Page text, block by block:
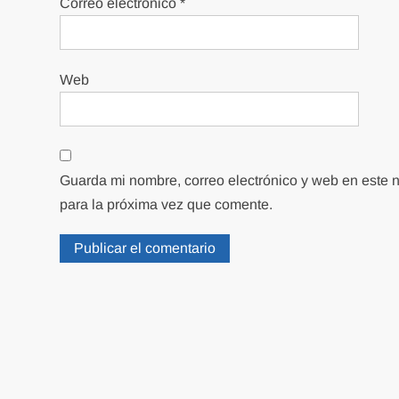
Correo electrónico*
Web
Guarda mi nombre, correo electrónico y web en este
para la próxima vez que comente.